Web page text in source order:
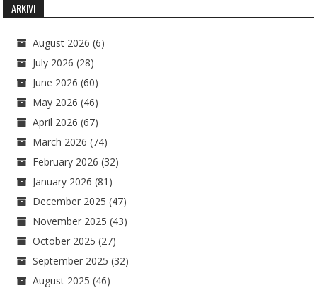
ARKIVI
August 2026 (6)
July 2026 (28)
June 2026 (60)
May 2026 (46)
April 2026 (67)
March 2026 (74)
February 2026 (32)
January 2026 (81)
December 2025 (47)
November 2025 (43)
October 2025 (27)
September 2025 (32)
August 2025 (46)